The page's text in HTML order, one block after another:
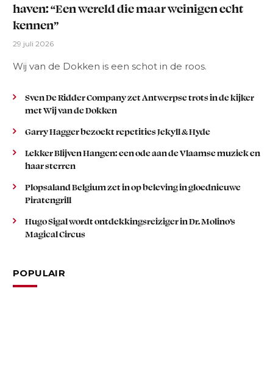
haven: “Een wereld die maar weinigen echt
kennen”
29 juli 2026
Wij van de Dokken is een schot in de roos.
Sven De Ridder Company zet Antwerpse trots in de kijker
met Wij van de Dokken
Garry Hagger bezoekt repetities Jekyll & Hyde
Lekker Blijven Hangen: een ode aan de Vlaamse muziek en
haar sterren
Plopsaland Belgium zet in op beleving in gloednieuwe
Piratengrill
Hugo Sigal wordt ontdekkingsreiziger in Dr. Molino’s
Magical Circus
POPULAIR